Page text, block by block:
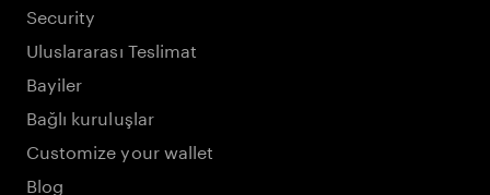
Security
Uluslararası Teslimat
Bayiler
Bağlı kuruluşlar
Customize your wallet
Blog